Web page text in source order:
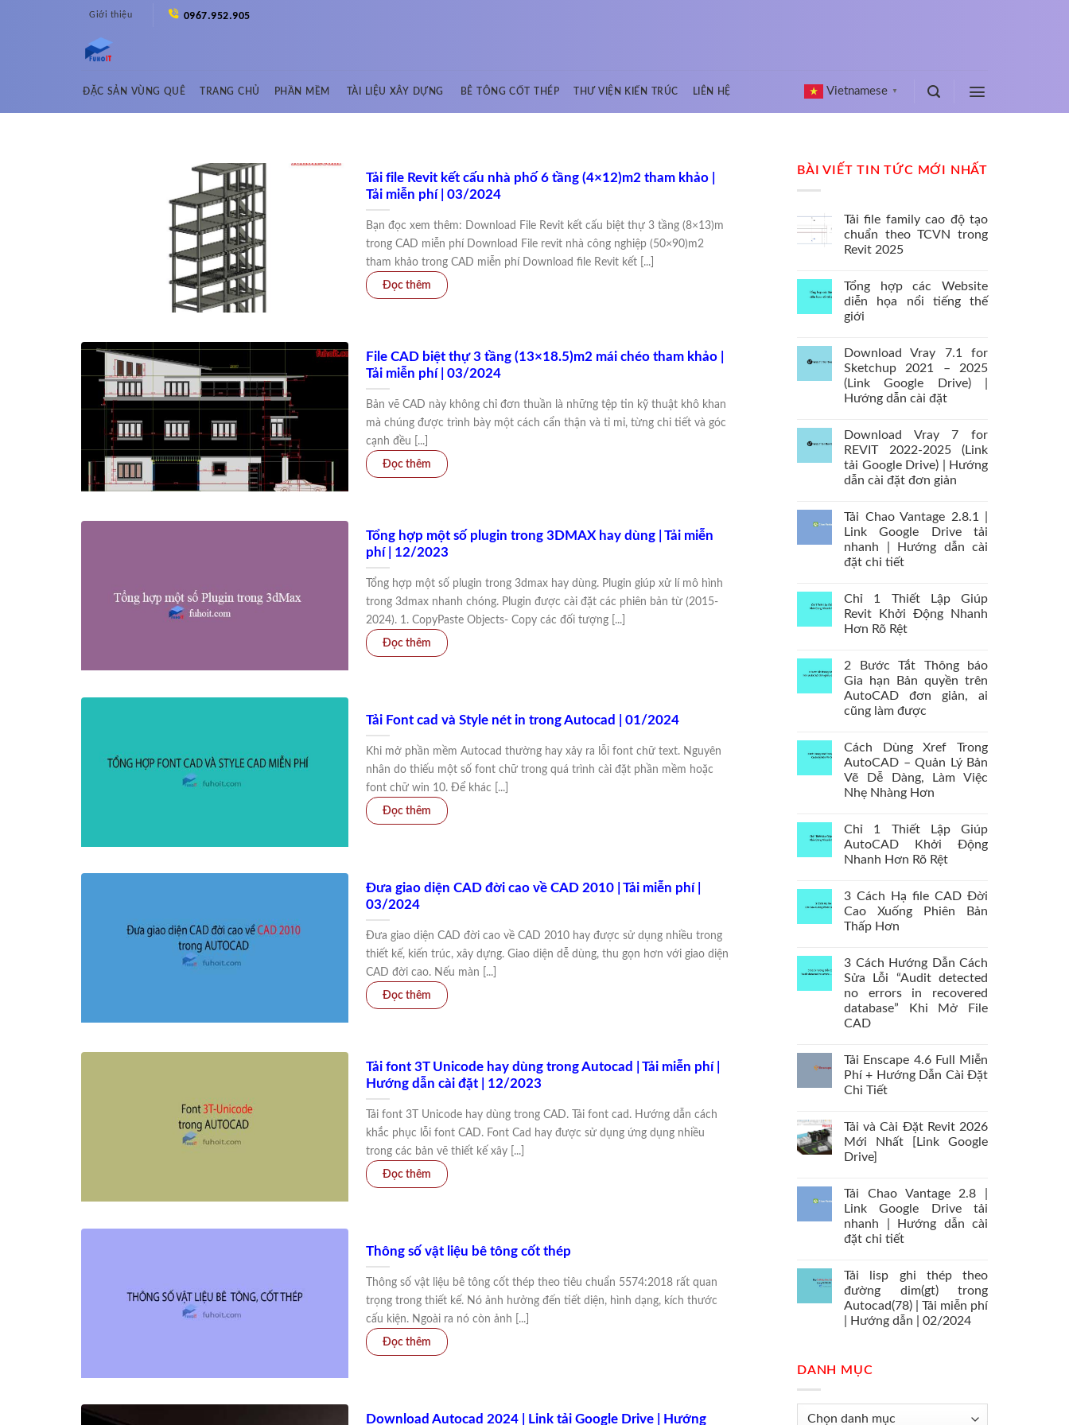
Giới thiệu 0967.952.905
ĐẶC SẢN VÙNG QUÊ TRANG CHỦ PHẦN MỀM TÀI LIỆU XÂY DỰNG BÊ TÔNG CỐT THÉP THƯ VIỆN KIẾN TRÚC LIÊN HỆ Vietnamese ▼
Tải file Revit kết cấu nhà phố 6 tầng (4×12)m2 tham khảo |
Tải miễn phí | 03/2024
Bạn đọc xem thêm: Download File Revit kết cấu biệt thự 3 tầng (8×13)m
trong CAD miễn phí Download File revit nhà công nghiệp (50×90)m2
tham khảo trong CAD miễn phí Download file Revit kết [...]
File CAD biệt thự 3 tầng (13×18.5)m2 mái chéo tham khảo |
Tải miễn phí | 03/2024
Bản vẽ CAD này không chỉ đơn thuần là những tệp tin kỹ thuật khô khan
mà chúng được trình bày một cách cẩn thận và tỉ mỉ, từng chi tiết và góc
cạnh đều [...]
Tổng hợp một số plugin trong 3DMAX hay dùng | Tải miễn
phí | 12/2023
Tổng hợp một số plugin trong 3dmax hay dùng. Plugin giúp xử lí mô hình
trong 3dmax nhanh chóng. Plugin được cài đặt các phiên bản từ (2015-
2024). 1. CopyPaste Objects- Copy các đối tượng [...]
Tải Font cad và Style nét in trong Autocad | 01/2024
Khi mở phần mềm Autocad thường hay xảy ra lỗi font chữ text. Nguyên
nhân do thiếu một số font chữ trong quá trình cài đặt phần mềm hoặc
font chữ win 10. Để khác [...]
Đưa giao diện CAD đời cao về CAD 2010 | Tải miễn phí |
03/2024
Đưa giao diện CAD đời cao về CAD 2010 hay được sử dụng nhiều trong
thiết kế, kiến trúc, xây dựng. Giao diện dễ dùng, thu gọn hơn với giao diện
CAD đời cao. Nếu màn [...]
Tải font 3T Unicode hay dùng trong Autocad | Tải miễn phí |
Hướng dẫn cài đặt | 12/2023
Tải font 3T Unicode hay dùng trong CAD. Tải font cad. Hướng dẫn cách
khắc phục lỗi font CAD. Font Cad hay được sử dụng ứng dụng nhiều
trong các bản vẽ thiết kế xây [...]
Thông số vật liệu bê tông cốt thép
Thông số vật liệu bê tông cốt thép theo tiêu chuẩn 5574:2018 rất quan
trọng trong thiết kế. Nó ảnh hưởng đến tiết diện, hình dạng, kích thước
cấu kiện. Ngoài ra nó còn ảnh [...]
Download Autocad 2024 | Link tải Google Drive | Hướng
BÀI VIẾT TIN TỨC MỚI NHẤT
Tải file family cao độ tạo
chuẩn theo TCVN trong
Revit 2025
Tổng hợp các Website
diễn họa nổi tiếng thế
giới
Download Vray 7.1 for
Sketchup 2021 – 2025
(Link Google Drive) |
Hướng dẫn cài đặt
Download Vray 7 for
REVIT 2022-2025 (Link
tải Google Drive) | Hướng
dẫn cài đặt đơn giản
Tải Chao Vantage 2.8.1 |
Link Google Drive tải
nhanh | Hướng dẫn cài
đặt chi tiết
Chỉ 1 Thiết Lập Giúp
Revit Khởi Động Nhanh
Hơn Rõ Rệt
2 Bước Tắt Thông báo
Gia hạn Bản quyền trên
AutoCAD đơn giản, ai
cũng làm được
Cách Dùng Xref Trong
AutoCAD – Quản Lý Bản
Vẽ Dễ Dàng, Làm Việc
Nhẹ Nhàng Hơn
Chỉ 1 Thiết Lập Giúp
AutoCAD Khởi Động
Nhanh Hơn Rõ Rệt
3 Cách Hạ file CAD Đời
Cao Xuống Phiên Bản
Thấp Hơn
3 Cách Hướng Dẫn Cách
Sửa Lỗi “Audit detected
no errors in recovered
database” Khi Mở File
CAD
Tải Enscape 4.6 Full Miễn
Phí + Hướng Dẫn Cài Đặt
Chi Tiết
Tải và Cài Đặt Revit 2026
Mới Nhất [Link Google
Drive]
Tải Chao Vantage 2.8 |
Link Google Drive tải
nhanh | Hướng dẫn cài
đặt chi tiết
Tải lisp ghi thép theo
đường dim(gt) trong
Autocad(78) | Tải miễn phí
| Hướng dẫn | 02/2024
DANH MỤC
Danh